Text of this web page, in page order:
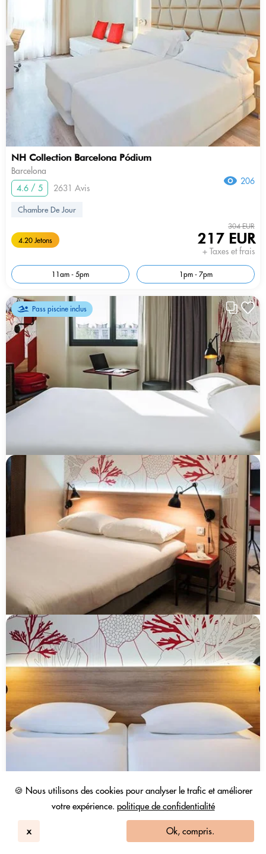
🍪 Nous utilisons des cookies pour analyser le trafic et améliorer
votre expérience. politique de confidentialité
x Ok, compris.
NH Collection Barcelona Pódium
Barcelona
4.6 / 5
2631 Avis
206
Chambre De Jour
4.20 Jetons
304 EUR
217 EUR
+ Taxes et frais
11am - 5pm 1pm - 7pm
Pass piscine inclus